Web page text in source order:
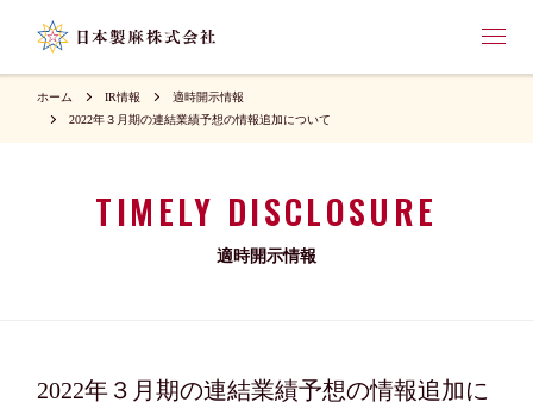
ホーム IR情報
適時開示情報
2022年３月期の連結業績予想の情報追加について
TIMELY DISCLOSURE
適時開示情報
2022年３月期の連結業績予想の情報追加に